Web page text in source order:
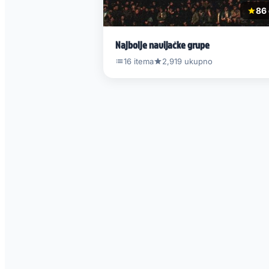
86
Najbolje navijačke grupe
16 itema 2,919 ukupno